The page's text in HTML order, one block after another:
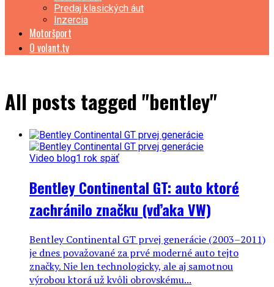
Predaj klasických áut
Inzercia
Motoršport
O volant.tv
All posts tagged "bentley"
Video blog1 rok späť
Bentley Continental GT: auto ktoré
zachránilo značku (vďaka VW)
Bentley Continental GT prvej generácie (2003–2011)
je dnes považované za prvé moderné auto tejto
značky. Nie len technologicky, ale aj samotnou
výrobou ktorá už kvôli obrovskému...